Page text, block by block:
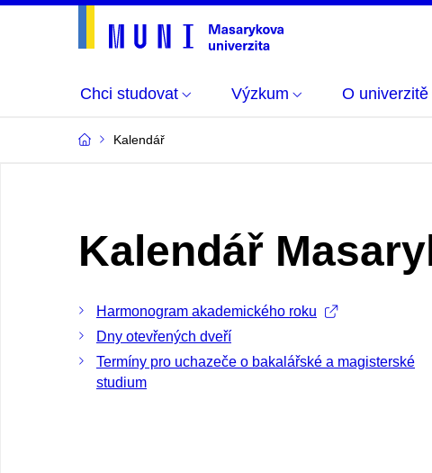
Chci studovat Výzkum O univerzitě
Kalendář
Kalendář
Harmonogram akademického roku
Dny otevřených dveří
Termíny pro uchazeče o bakalářské a magisterské
studium